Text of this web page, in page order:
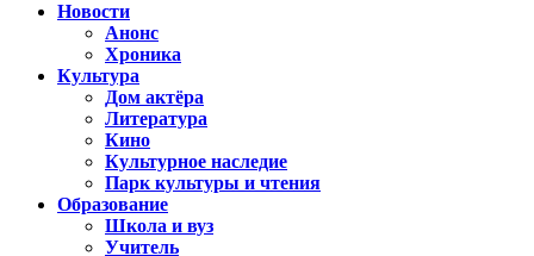
Новости
Анонс
Хроника
Культура
Дом актёра
Литература
Кино
Культурное наследие
Парк культуры и чтения
Образование
Школа и вуз
Учитель